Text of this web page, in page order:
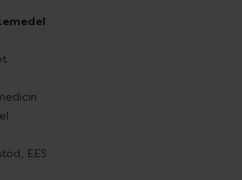
EES